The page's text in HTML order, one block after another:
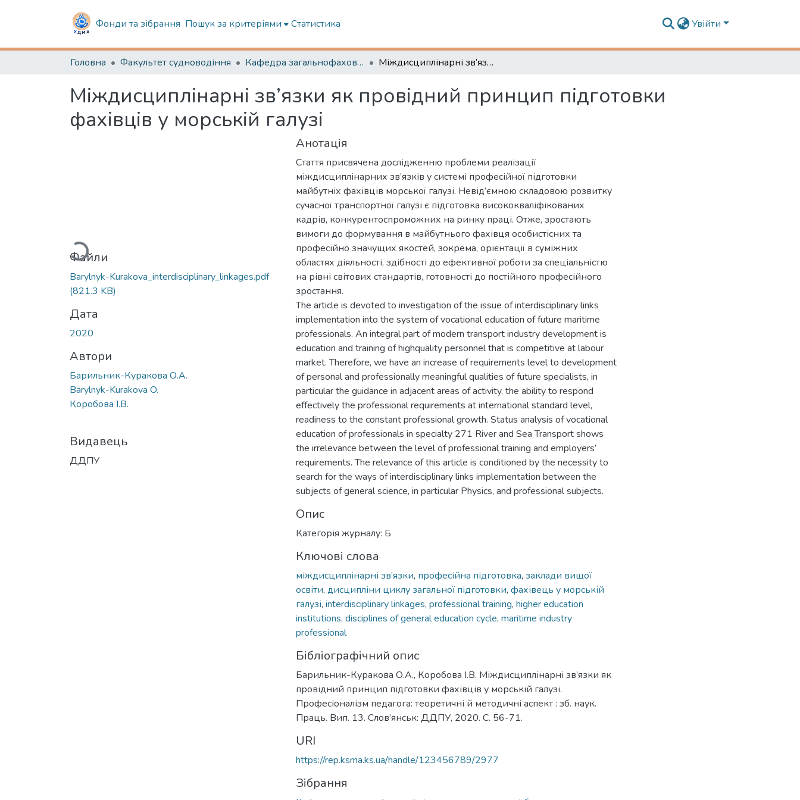
Фонди та зібрання Пошук за критеріями Статистика Увійти
Головна Факультет судноводіння Кафедра загальнофахової підготовки та морської безпеки Міждисциплінарні зв’язки як провідний принцип підготовки фахівців у морській галузі
Міждисциплінарні зв’язки як провідний принцип підготовки
фахівців у морській галузі
Вантажиться...
Файли
Barylnyk-Kurakova_interdisciplinary_linkages.pdf
(821.3 KB)
Дата
2020
Автори
Барильник-Куракова О.А.
Barylnyk-Kurakova O.
Коробова І.В.
Видавець
ДДПУ
Анотація
Стаття присвячена дослідженню проблеми реалізації
міждисциплінарних зв’язків у системі професійної підготовки
майбутніх фахівців морської галузі. Невід’ємною складовою розвитку
сучасної транспортної галузі є підготовка висококваліфікованих
кадрів, конкурентоспроможних на ринку праці. Отже, зростають
вимоги до формування в майбутнього фахівця особистісних та
професійно значущих якостей, зокрема, орієнтації в суміжних
областях діяльності, здібності до ефективної роботи за спеціальністю
на рівні світових стандартів, готовності до постійного професійного
зростання.
The article is devoted to investigation of the issue of interdisciplinary links
implementation into the system of vocational education of future maritime
professionals. An integral part of modern transport industry development is
education and training of highquality personnel that is competitive at labour
market. Therefore, we have an increase of requirements level to development
of personal and professionally meaningful qualities of future specialists, in
particular the guidance in adjacent areas of activity, the ability to respond
effectively the professional requirements at international standard level,
readiness to the constant professional growth. Status analysis of vocational
education of professionals in specialty 271 River and Sea Transport shows
the irrelevance between the level of professional training and employers’
requirements. The relevance of this article is conditioned by the necessity to
search for the ways of interdisciplinary links implementation between the
subjects of general science, in particular Physics, and professional subjects.
Опис
Категорія журналу: Б
Ключові слова
міждисциплінарні зв’язки, професійна підготовка, заклади вищої
освіти, дисципліни циклу загальної підготовки, фахівець у морській
галузі, interdisciplinary linkages, professional training, higher education
institutions, disciplines of general education cycle, maritime industry
professional
Бібліографічний опис
Барильник-Куракова О.А., Коробова І.В. Міждисциплінарні зв’язки як
провідний принцип підготовки фахівців у морській галузі.
Професіоналізм педагога: теоретичні й методичні аспект : зб. наук.
Праць. Вип. 13. Слов’янськ: ДДПУ, 2020. С. 56-71.
URI
https://rep.ksma.ks.ua/handle/123456789/2977
Зібрання